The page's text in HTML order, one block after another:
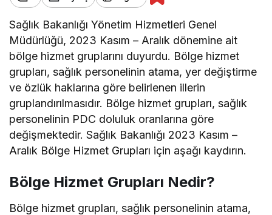
Sağlık Bakanlığı Yönetim Hizmetleri Genel
Müdürlüğü, 2023 Kasım – Aralık dönemine ait
bölge hizmet gruplarını duyurdu. Bölge hizmet
grupları, sağlık personelinin atama, yer değiştirme
ve özlük haklarına göre belirlenen illerin
gruplandırılmasıdır. Bölge hizmet grupları, sağlık
personelinin PDC doluluk oranlarına göre
değişmektedir. Sağlık Bakanlığı 2023 Kasım –
Aralık Bölge Hizmet Grupları için aşağı kaydırın.
Bölge Hizmet Grupları Nedir?
Bölge hizmet grupları, sağlık personelinin atama,